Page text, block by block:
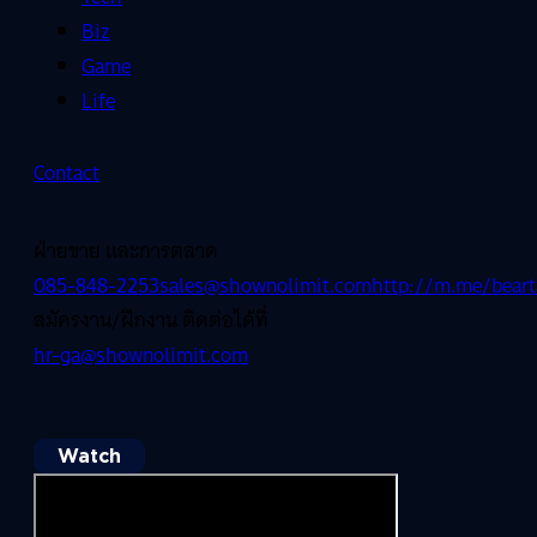
Biz
Game
Life
Contact
ฝ่ายขาย และการตลาด
085-848-2253sales@shownolimit.comhttp://m.me/
สมัครงาน/ฝึกงาน ติดต่อได้ที่
hr-ga@shownolimit.com
Watch